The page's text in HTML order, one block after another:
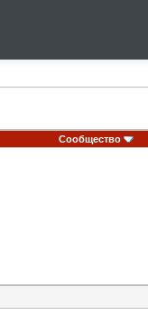
Сообщество